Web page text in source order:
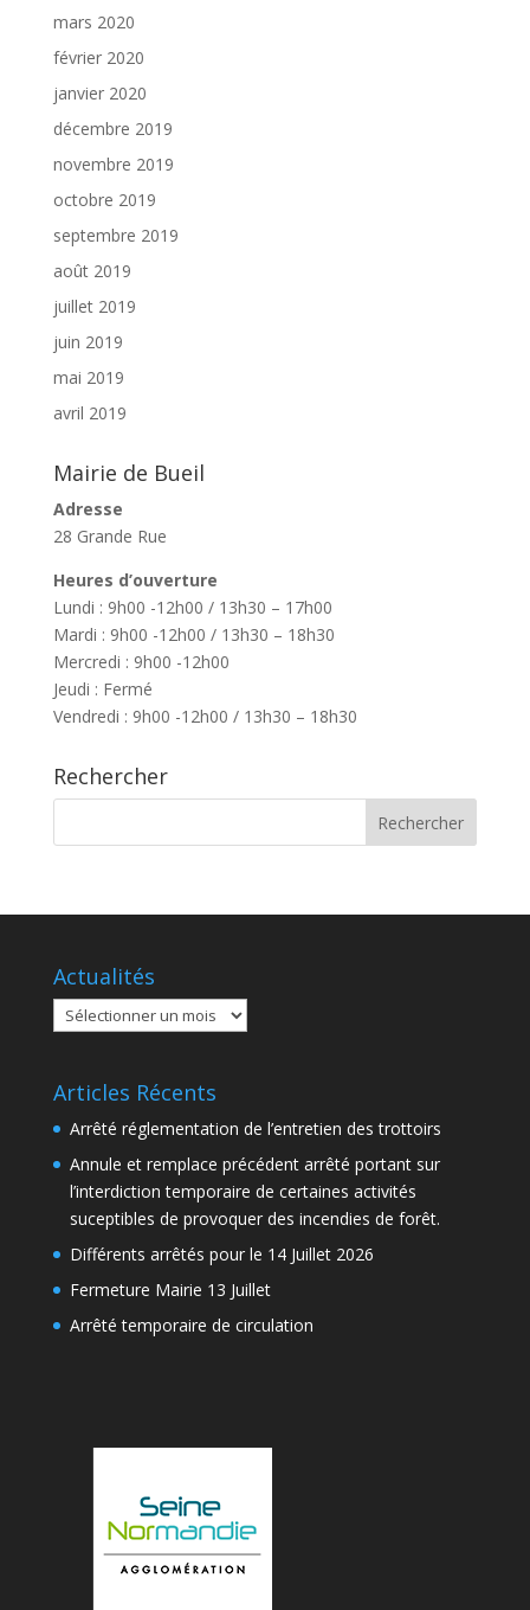
mars 2020
février 2020
janvier 2020
décembre 2019
novembre 2019
octobre 2019
septembre 2019
août 2019
juillet 2019
juin 2019
mai 2019
avril 2019
Mairie de Bueil
Adresse
28 Grande Rue
Heures d’ouverture
Lundi : 9h00 -12h00 / 13h30 – 17h00
Mardi : 9h00 -12h00 / 13h30 – 18h30
Mercredi : 9h00 -12h00
Jeudi : Fermé
Vendredi : 9h00 -12h00 / 13h30 – 18h30
Rechercher
Actualités
Actualités
Articles Récents
Arrêté réglementation de l’entretien des trottoirs
Annule et remplace précédent arrêté portant sur
l’interdiction temporaire de certaines activités
suceptibles de provoquer des incendies de forêt.
Différents arrêtés pour le 14 Juillet 2026
Fermeture Mairie 13 Juillet
Arrêté temporaire de circulation